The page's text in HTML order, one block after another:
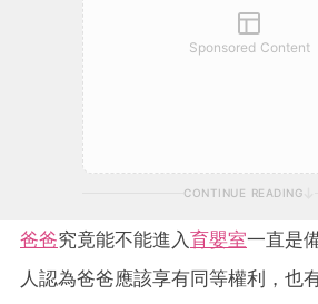
Sponsored Content
CONTINUE READING
爸爸究竟能不能進入 育嬰室一直是
人認為爸爸應該享有同等權利，也